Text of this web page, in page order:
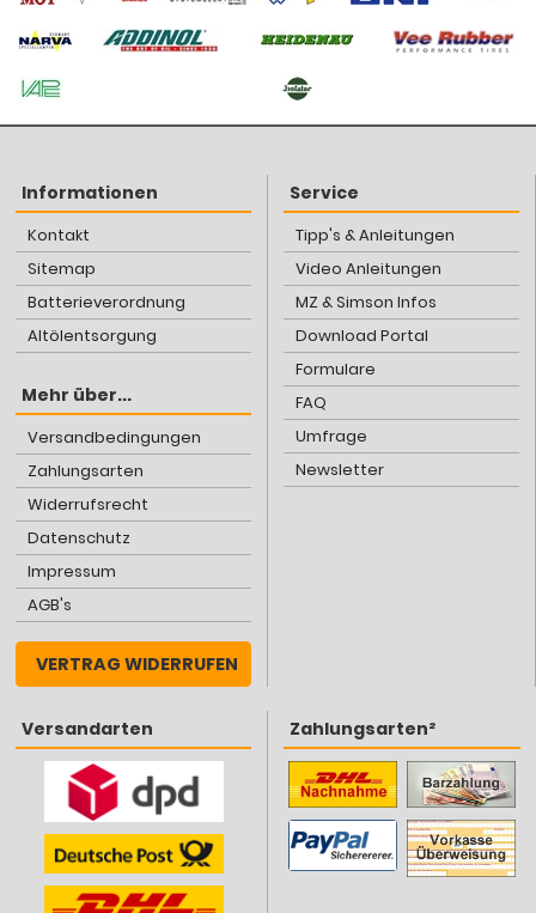
Informationen
Kontakt
Sitemap
Batterieverordnung
Altölentsorgung
Mehr über...
Versandbedingungen
Zahlungsarten
Widerrufsrecht
Datenschutz
Impressum
AGB's
VERTRAG WIDERRUFEN
Service
Tipp's & Anleitungen
Video Anleitungen
MZ & Simson Infos
Download Portal
Formulare
FAQ
Umfrage
Newsletter
Versandarten Zahlungsarten²